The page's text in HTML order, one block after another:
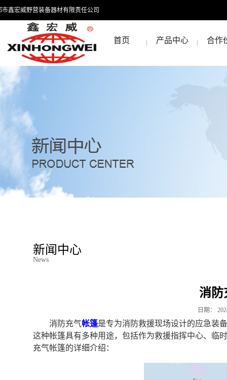
市鑫宏威野营装备器材有限责任公司
首页 产品中心 合作
新闻中心
News
消防
日期：
消防充气帐篷是专为消防救援现场设计的应急装
这种帐篷具有多种用途，包括作为救援指挥中心、临
充气帐篷的详细介绍：